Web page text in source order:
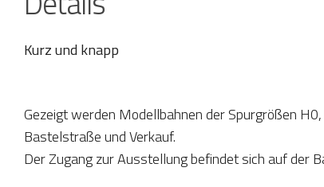
Kurz und knapp
Gezeigt werden Modellbahnen der Spurgrößen
Bastelstraße und Verkauf.
Der Zugang zur Ausstellung befindet sich auf der